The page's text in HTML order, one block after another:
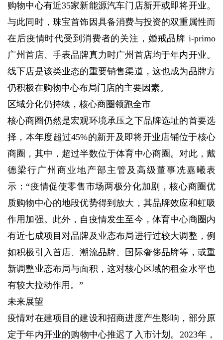
购物中心有近35家新能源汽车门店新开或即将开业。
与此同时，珠宝首饰因具备消费与投资的双重属性而
在后疫情时代受到消费者的关注，婚戒品牌 i-primo
广州首店、手表品牌真力时广州首店均于年内开业。
线下店是该类业态的重要销售渠道，这也成为品牌方
仍积极在购物中心布局门店的主要因素。
区域分化仍持续，核心商圈领跑全市
核心商圈仍然是宏观环境承压之下品牌选址的首要选
择，本年度超过45%的新开及即将开业店铺位于核心
商圈，其中，超过半数位于体育中心商圈。对此，戴
德梁行广州商业地产部主管及高级董事冼嘉曦表
示：“疫情促使零售市场两极分化加剧，核心商圈优
质购物中心的地段优势得到放大，其品牌效应和虹吸
作用加强。此外，自疫情发生至今，体育中心商圈内
有近七成项目对品牌及业态布局进行过较大调整，例
如积极引入首店、潮流品牌、国际奢侈品牌等，或重
新调整业态布局与面积，这对核心区域的租金水平也
有较大拉动作用。”
未来展望
疫情对在建项目的建设和招商进度产生影响，部分原
定于年内开业的购物中心推迟了入市计划。2023年，